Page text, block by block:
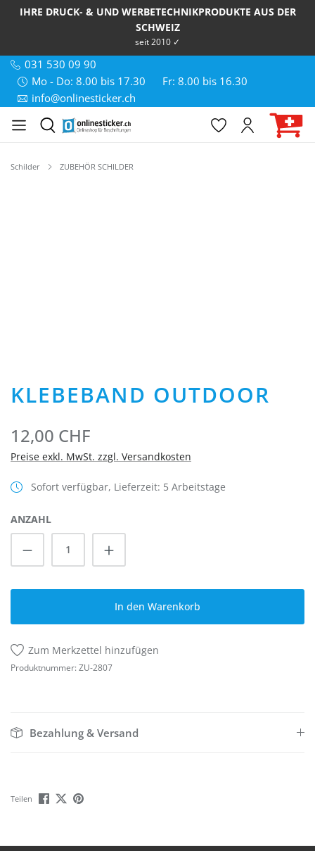
IHRE DRUCK- & UND WERBETECHNIKPRODUKTE AUS DER
SCHWEIZ
seit 2010 ✓
031 530 09 90
Mo - Do: 8.00 bis 17.30
Fr: 8.00 bis 16.30
info@onlinesticker.ch
Schilder ZUBEHÖR SCHILDER
KLEBEBAND OUTDOOR
12,00 CHF
Preise exkl. MwSt. zzgl. Versandkosten
Sofort verfügbar, Lieferzeit: 5 Arbeitstage
ANZAHL
Produkt Anzahl: Gib den gewünschten
In den Warenkorb
Zum Merkzettel hinzufügen
Produktnummer: ZU-2807
Bezahlung & Versand
Teilen